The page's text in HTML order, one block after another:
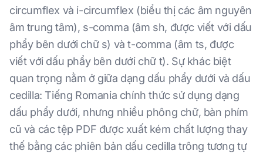
circumflex và i-circumflex (biểu thị các âm nguyên
âm trung tâm), s-comma (âm sh, được viết với dấu
phẩy bên dưới chữ s) và t-comma (âm ts, được
viết với dấu phẩy bên dưới chữ t). Sự khác biệt
quan trọng nằm ở giữa dạng dấu phẩy dưới và dấu
cedilla: Tiếng Romania chính thức sử dụng dạng
dấu phẩy dưới, nhưng nhiều phông chữ, bàn phím
cũ và các tệp PDF được xuất kém chất lượng thay
thế bằng các phiên bản dấu cedilla trông tương tự